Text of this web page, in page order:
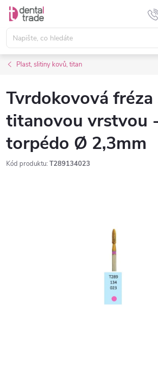
Přejít
obsah
Plast, slitiny kovů, titan
Tvrdokovová fréza
titanovou vrstvou
torpédo Ø 2,3mm
Kód produktu: T289134023